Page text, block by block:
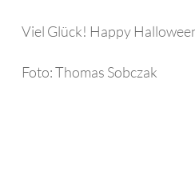
Viel Glück! Happy
Foto: Thomas Sobczak